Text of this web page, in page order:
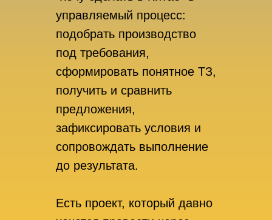
управляемый процесс:
подобрать производство
под требования,
сформировать понятное ТЗ,
получить и сравнить
предложения,
зафиксировать условия и
сопровождать выполнение
до результата.
Есть проект, который давно